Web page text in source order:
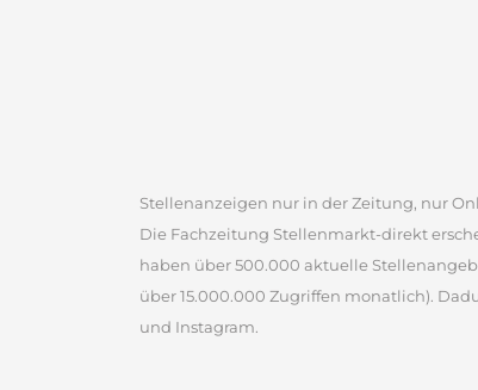
Stellenanzeigen nur in der Zeitung, nur
Die Fachzeitung Stellenmarkt-direkt
haben über 500.000 aktuelle
über 15.000.000 Zugriffen monatlich).
und Instagram.